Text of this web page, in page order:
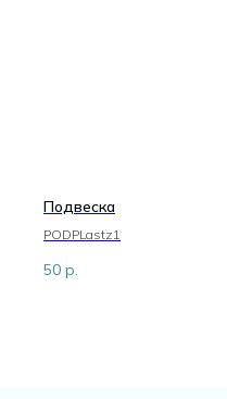
Подвеска
PODPLastz1
50 р.